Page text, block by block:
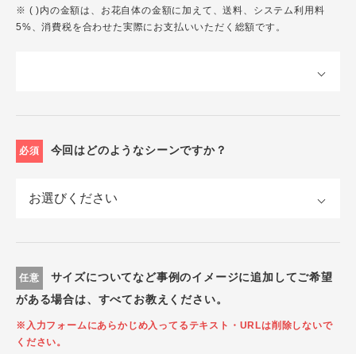
※ ( )内の金額は、お花自体の金額に加えて、送料、システム利用料
5%、消費税を合わせた実際にお支払いいただく総額です。
必須 今回はどのようなシーンですか？
任意
サイズについてなど事例のイメージに追加してご希望
がある場合は、すべてお教えください。
※入力フォームにあらかじめ入ってるテキスト・URLは削除しないで
ください。